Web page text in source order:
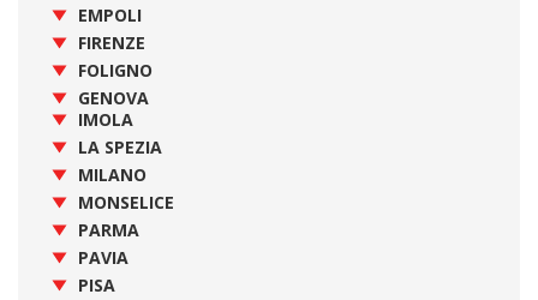
EMPOLI
FIRENZE
FOLIGNO
GENOVA
IMOLA
LA SPEZIA
MILANO
MONSELICE
PARMA
PAVIA
PISA